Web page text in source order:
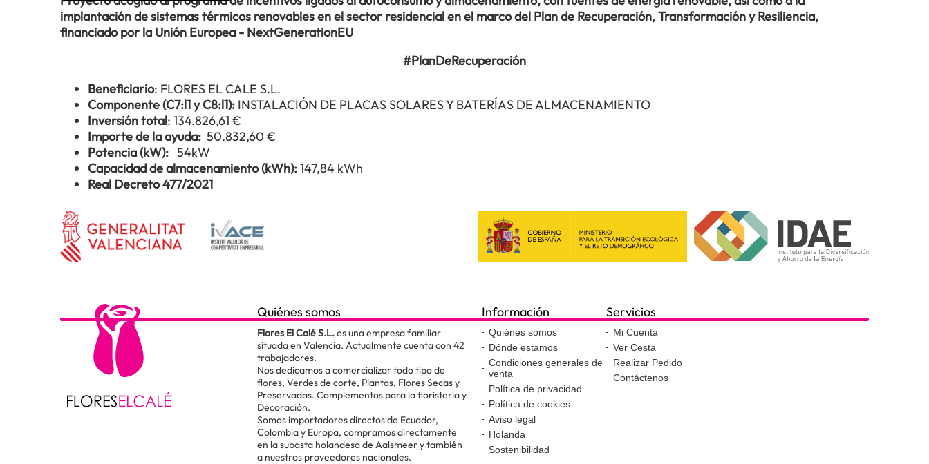
implantación de sistemas térmicos renovables en el sector residencial en el marco del Plan de Recuperación, Transformación y Resiliencia,
financiado por la Unión Europea - NextGenerationEU
#PlanDeRecuperación
Beneficiario: FLORES EL CALE S.L.
Componente (C7:l1 y C8:l1): INSTALACIÓN DE PLACAS SOLARES Y BATERÍAS DE ALMACENAMIENTO
Inversión total: 134.826,61 €
Importe de la ayuda: 50.832,60 €
Potencia (kW): 54kW
Capacidad de almacenamiento (kWh):147,84 kWh
Real Decreto 477/2021
Quiénes somos
Flores El Calé S.L.es una empresa familiar
situada en Valencia. Actualmente cuenta con 42
trabajadores.
Nos dedicamos a comercializar todo tipo de
flores, Verdes de corte, Plantas, Flores Secas y
Preservadas. Complementos para la floristeria y
Decoración.
Somos importadores directos de Ecuador,
Colombia y Europa, compramos directamente
en la subasta holandesa de Aalsmeer y también
a nuestros proveedores nacionales.
Información
Quiénes somos
Dónde estamos
Condiciones generales de
venta
Política de privacidad
Política de cookies
Aviso legal
Holanda
Sostenibilidad
Servicios
Mi Cuenta
Ver Cesta
Realizar Pedido
Contáctenos